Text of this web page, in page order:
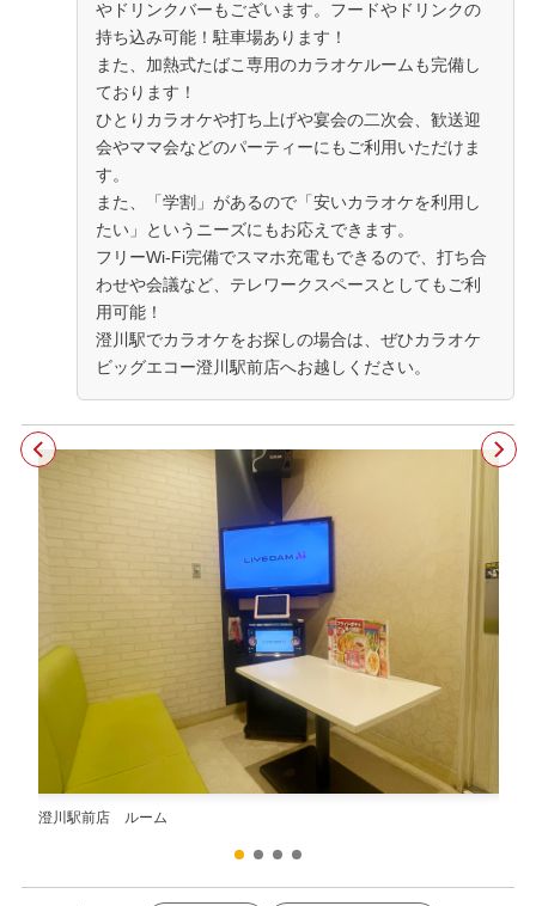
やドリンクバーもございます。フードやドリンクの
持ち込み可能！駐車場あります！
また、加熱式たばこ専用のカラオケルームも完備し
ております！
ひとりカラオケや打ち上げや宴会の二次会、歓送迎
会やママ会などのパーティーにもご利用いただけま
す。
また、「学割」があるので「安いカラオケを利用し
たい」というニーズにもお応えできます。
フリーWi-Fi完備でスマホ充電もできるので、打ち合
わせや会議など、テレワークスペースとしてもご利
用可能！
澄川駅でカラオケをお探しの場合は、ぜひカラオケ
ビッグエコー澄川駅前店へお越しください。
澄川駅前店 ルーム